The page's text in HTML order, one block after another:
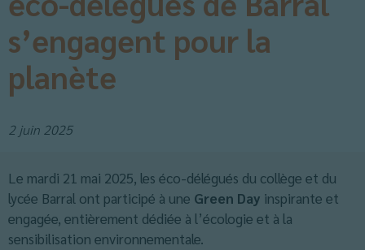
s’engagent pour la
planète
2 juin 2025
Le mardi 21 mai 2025, les éco-délégués du collège et du
lycée Barral ont participé à une Green Day inspirante et
engagée, entièrement dédiée à l’écologie et à la
sensibilisation environnementale.